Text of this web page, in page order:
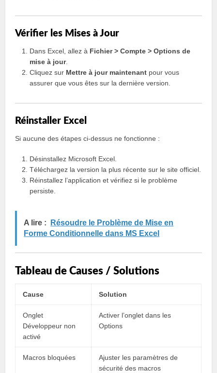
Vérifier les Mises à Jour
Dans Excel, allez à Fichier > Compte > Options de
mise à jour.
Cliquez sur Mettre à jour maintenant pour vous
assurer que vous êtes sur la dernière version.
Réinstaller Excel
Si aucune des étapes ci-dessus ne fonctionne :
Désinstallez Microsoft Excel.
Téléchargez la version la plus récente sur le site officiel.
Réinstallez l’application et vérifiez si le problème
persiste.
A lire :
Résoudre le Problème de Mise en
Forme Conditionnelle dans MS Excel
Tableau de Causes / Solutions
Cause Solution
Onglet
Développeur non
activé
Activer l’onglet dans les
Options
Macros bloquées
Ajuster les paramètres de
sécurité des macros